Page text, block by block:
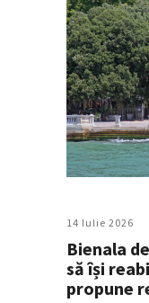
14 Iulie 2026
Bienala
să își
propune